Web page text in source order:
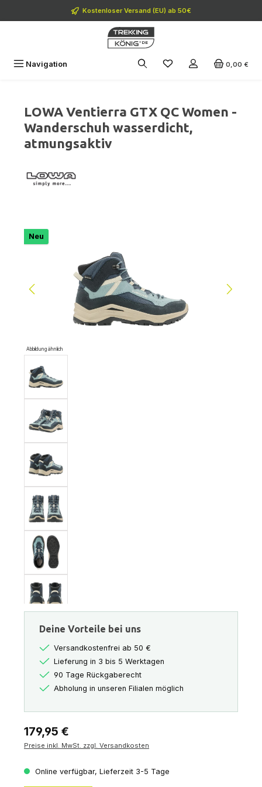
Zum Hauptinhalt springenKostenloser Versand (EU) ab 50€
Navigation 0,00 €
LOWA Ventierra GTX QC Women -
Wanderschuh wasserdicht,
atmungsaktiv
Bildergalerie überspringen
Neu
Abbildung ähnlich
Deine Vorteile bei uns
Versandkostenfrei ab 50 €
Lieferung in 3 bis 5 Werktagen
90 Tage Rückgaberecht
Abholung in unseren Filialen möglich
Regulärer Preis:
179,95 €
Preise inkl. MwSt. zzgl. Versandkosten
Online verfügbar, Lieferzeit 3-5 Tage